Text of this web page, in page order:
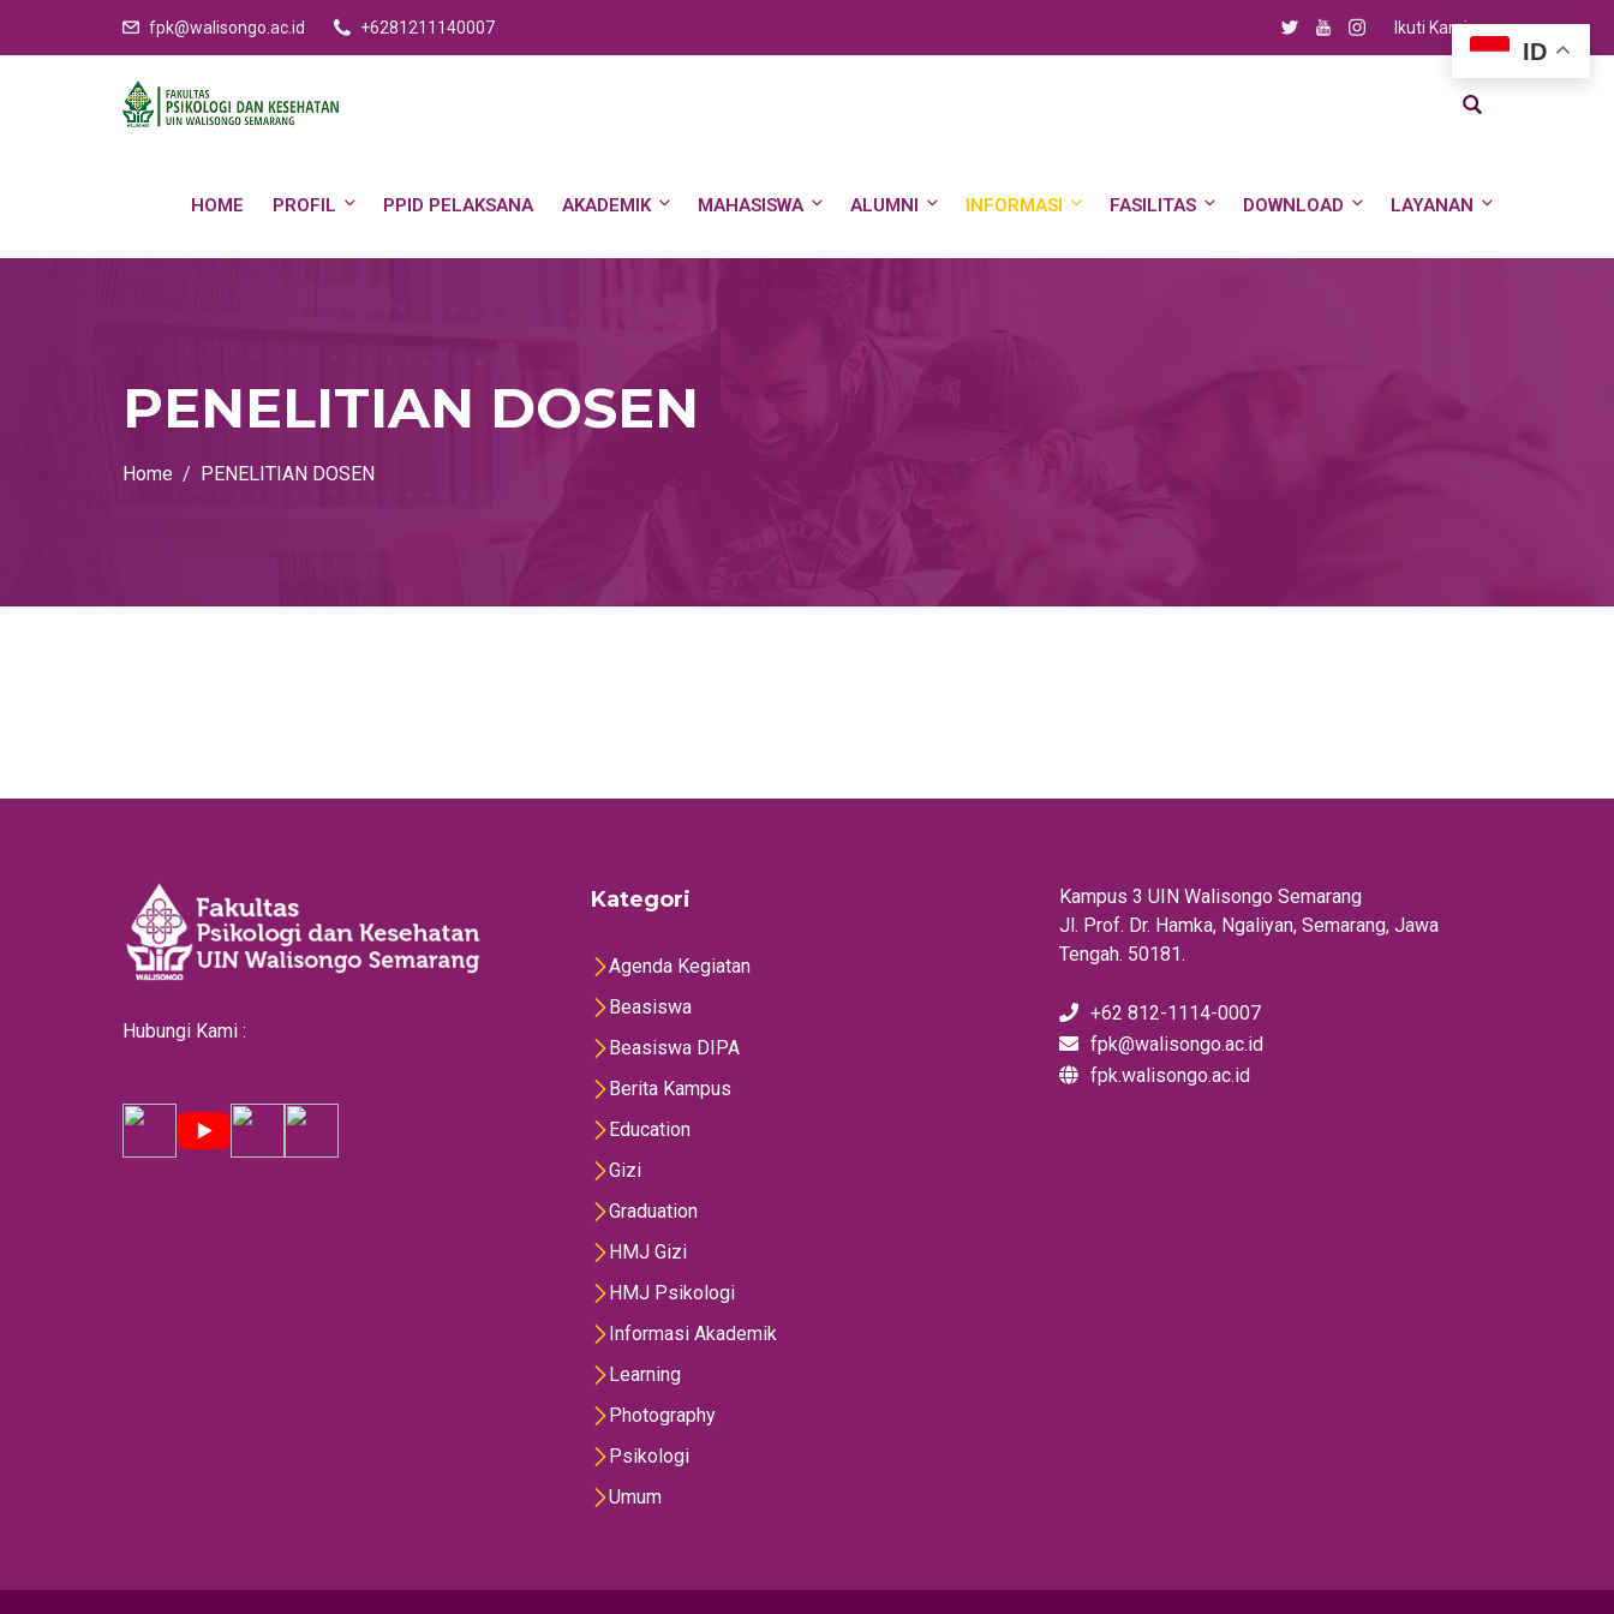
fpk@walisongo.ac.id +6281211140007 Ikuti Kami
HOME PROFIL PPID PELAKSANA AKADEMIK MAHASISWA ALUMNI INFORMASI FASILITAS DOWNLOAD LAYANAN
PENELITIAN DOSEN
Home PENELITIAN DOSEN
Hubungi Kami :
Kategori
Agenda Kegiatan
Beasiswa
Beasiswa DIPA
Berita Kampus
Education
Gizi
Graduation
HMJ Gizi
HMJ Psikologi
Informasi Akademik
Learning
Photography
Psikologi
Umum
Kampus 3 UIN Walisongo Semarang
Jl. Prof. Dr. Hamka, Ngaliyan, Semarang, Jawa
Tengah. 50181.
+62 812-1114-0007
fpk@walisongo.ac.id
fpk.walisongo.ac.id
ID